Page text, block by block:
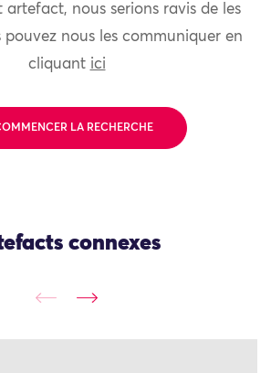
artefact, nous serions ravis de les
pouvez nous les communiquer en
cliquant ici
LA RECHERCHE
connexes